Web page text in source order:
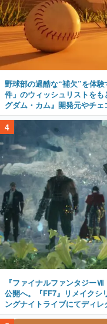
野球部の過酷な“補欠”を体
件」のウィッシュリストを
グダム・カム』開発元やチ
4
『ファイナルファンタジー
公開へ。『FF7』リメイク
ングナイトライブにてディ